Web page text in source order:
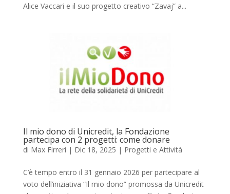
Alice Vaccari e il suo progetto creativo “Zavaj” a...
Il mio dono di Unicredit, la Fondazione
partecipa con 2 progetti: come donare
di Max Firreri | Dic 18, 2025 | Progetti e Attività
C’è tempo entro il 31 gennaio 2026 per partecipare al
voto dell’iniziativa “Il mio dono” promossa da Unicredit